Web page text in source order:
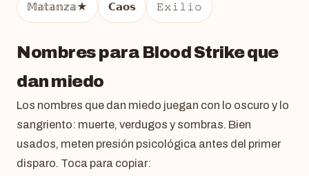
𝕄𝕒𝕥𝕒𝕟𝕫𝕒★ 𝗖𝗮𝗼𝘀 𝙴𝚡𝚒𝚕𝚒𝚘
Nombres para Blood Strike que
dan miedo
Los nombres que dan miedo juegan con lo oscuro y lo
sangriento: muerte, verdugos y sombras. Bien
usados, meten presión psicológica antes del primer
disparo. Toca para copiar: